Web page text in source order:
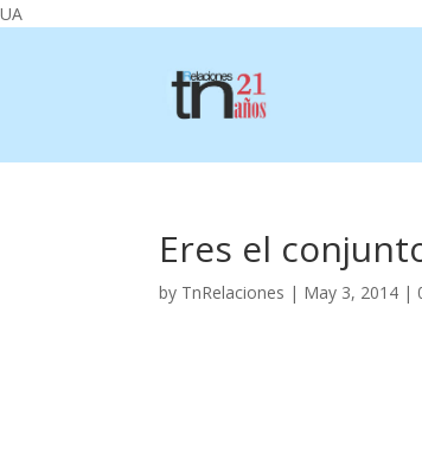
UA
Eres el
by TnRelaciones | May 3, 2014 |